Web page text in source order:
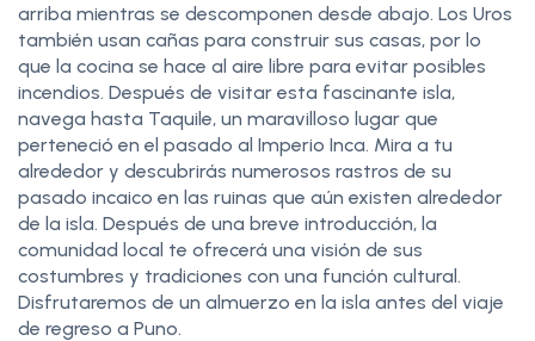
arriba mientras se descomponen desde abajo. Los Uros
también usan cañas para construir sus casas, por lo
que la cocina se hace al aire libre para evitar posibles
incendios. Después de visitar esta fascinante isla,
navega hasta Taquile, un maravilloso lugar que
perteneció en el pasado al Imperio Inca. Mira a tu
alrededor y descubrirás numerosos rastros de su
pasado incaico en las ruinas que aún existen alrededor
de la isla. Después de una breve introducción, la
comunidad local te ofrecerá una visión de sus
costumbres y tradiciones con una función cultural.
Disfrutaremos de un almuerzo en la isla antes del viaje
de regreso a Puno.